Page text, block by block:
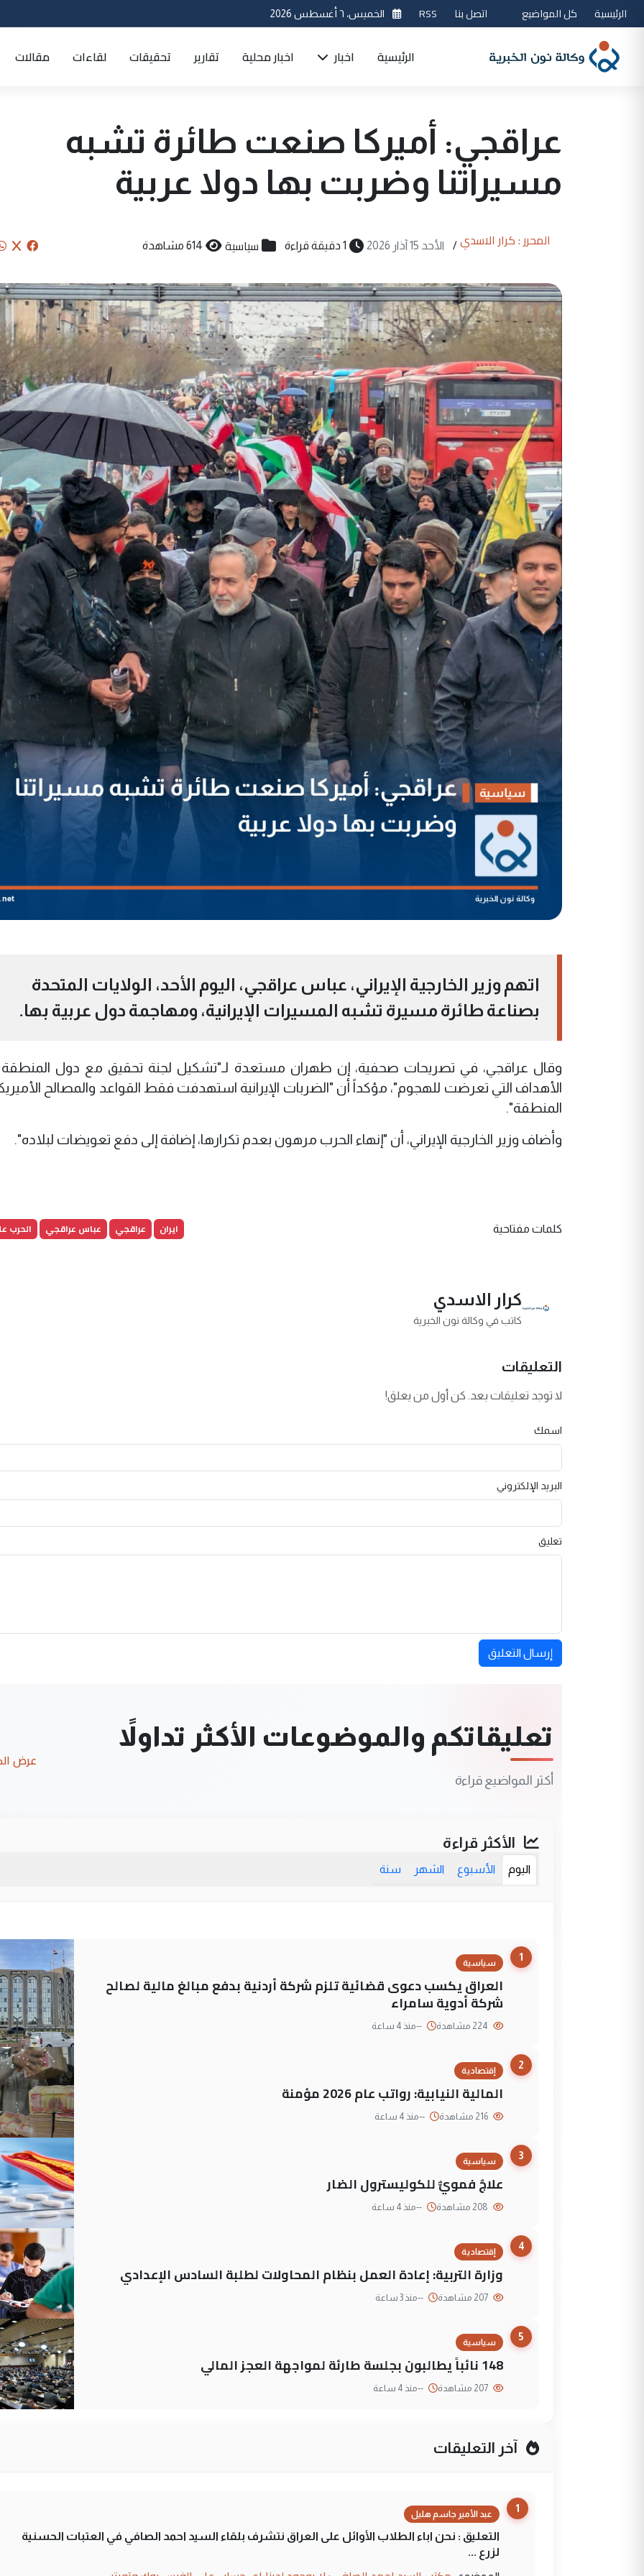
الرئيسية كل المواضيع اتصل بنا RSS الخميس، ٦ أغسطس 2026
الرئيسية اخبار اخبار محلية تقارير تحقيقات لقاءات مقالات
عراقجي: أميركا صنعت طائرة تشبه
مسيراتنا وضربت بها دولا عربية
المحرر : كرار الاسدي / الأحد 15 آذار 2026 1 دقيقة قراءة سياسية 614 مشاهدة
اتهم وزير الخارجية الإيراني، عباس عراقجي، اليوم الأحد، الولايات المتحدة
بصناعة طائرة مسيرة تشبه المسيرات الإيرانية، ومهاجمة دول عربية بها.
وقال عراقجي، في تصريحات صحفية، إن طهران مستعدة لـ"تشكيل لجنة تحقيق مع دول
الأهداف التي تعرضت للهجوم"، مؤكداً أن "الضربات الإيرانية استهدفت فقط القواعد والمصالح
المنطقة".
وأضاف وزير الخارجية الإيراني، أن "إنهاء الحرب مرهون بعدم تكرارها، إضافة إلى دفع تعويضات لبلاده".
كلمات مفتاحية ايران عراقجي عباس عراقجي الحرب
كرار الاسدي
كاتب في وكالة نون الخبرية
التعليقات
لا توجد تعليقات بعد. كن أول من يعلق!
اسمك
البريد الإلكتروني
تعليق
إرسال التعليق
تعليقاتكم والموضوعات الأكثر تداولاً
أكثر المواضيع قراءة
عرض
الأكثر قراءة
اليوم الأسبوع الشهر سنة
1
سياسية
العراق يكسب دعوى قضائية تلزم شركة أردنية بدفع مبالغ مالية لصالح
شركة أدوية سامراء
--منذ 4 ساعة
2
إقتصادية
المالية النيابية: رواتب عام 2026 مؤمنة
--منذ 4 ساعة
3
سياسية
علاجٌ فمويٌّ للكوليسترول الضار
--منذ 4 ساعة
4
إقتصادية
وزارة التربية: إعادة العمل بنظام المحاولات لطلبة السادس الإعدادي
--منذ 3 ساعة
5
سياسية
148 نائباً يطالبون بجلسة طارئة لمواجهة العجز المالي
--منذ 4 ساعة
آخر التعليقات
1
عبد الأمير جاسم هليل
التعليق : نحن اباء الطلاب الأوائل على العراق نتشرف بلقاء السيد احمد الصافي في العتبات الحسنية
لزرع ...